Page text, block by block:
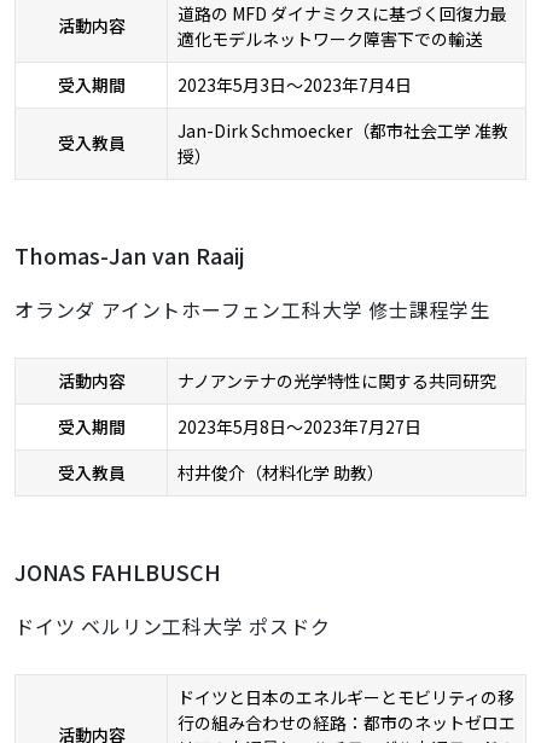
活動内容
道路の MFD ダイナミクスに基づく回復力最
適化モデルネットワーク障害下での輸送
受入期間
2023年5月3日～2023年7月4日
受入教員
Jan-Dirk Schmoecker（都市社会工学 准教
授）
Thomas-Jan van Raaij
オランダ アイントホーフェン工科大学 修士課程学生
活動内容
ナノアンテナの光学特性に関する共同研究
受入期間
2023年5月8日～2023年7月27日
受入教員
村井俊介（材料化学 助教）
JONAS FAHLBUSCH
ドイツ ベルリン工科大学 ポスドク
活動内容
ドイツと日本のエネルギーとモビリティの移
行の組み合わせの経路：都市のネットゼロエ